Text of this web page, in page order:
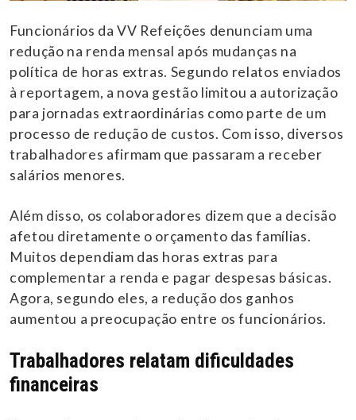
Funcionários da VV Refeições denunciam uma
redução na renda mensal após mudanças na
política de horas extras. Segundo relatos enviados
à reportagem, a nova gestão limitou a autorização
para jornadas extraordinárias como parte de um
processo de redução de custos. Com isso, diversos
trabalhadores afirmam que passaram a receber
salários menores.
Além disso, os colaboradores dizem que a decisão
afetou diretamente o orçamento das famílias.
Muitos dependiam das horas extras para
complementar a renda e pagar despesas básicas.
Agora, segundo eles, a redução dos ganhos
aumentou a preocupação entre os funcionários.
Trabalhadores relatam dificuldades
financeiras